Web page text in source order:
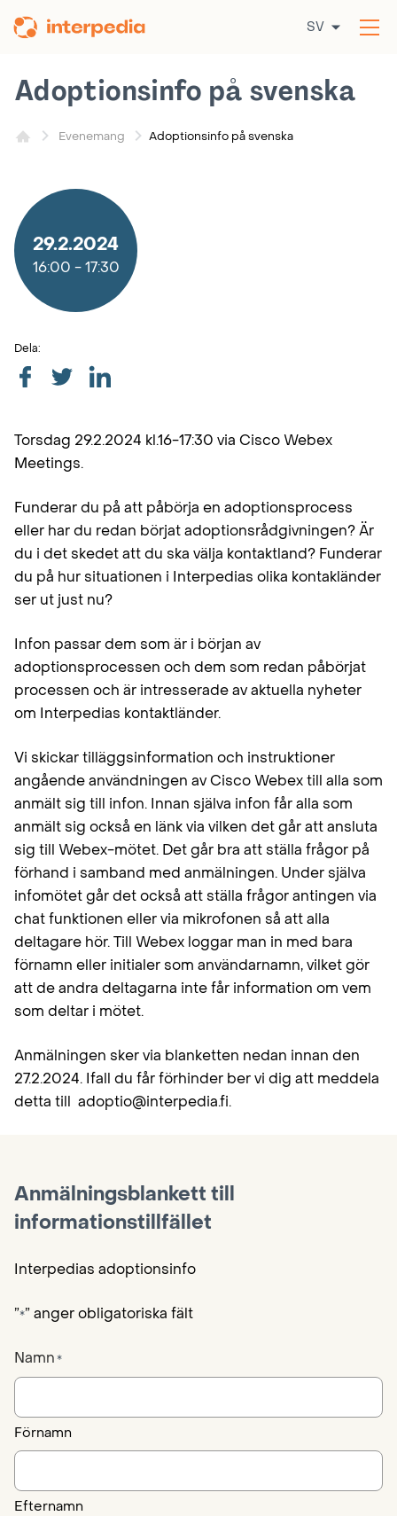
till
SV
Evenemang Adoptionsinfo på svenska
Adoptionsinfo på svenska
29.2.2024
16:00 -17:30
Dela:
Torsdag 29.2.2024 kl.16-17:30 via Cisco Webex
Meetings.
Funderar du på att påbörja en adoptionsprocess
eller har du redan börjat adoptionsrådgivningen? Är
du i det skedet att du ska välja kontaktland? Funderar
du på hur situationen i Interpedias olika kontakländer
ser ut just nu?
Infon passar dem som är i början av
adoptionsprocessen och dem som redan påbörjat
processen och är intresserade av aktuella nyheter
om Interpedias kontaktländer.
Vi skickar tilläggsinformation och instruktioner
angående användningen av Cisco Webex till alla som
anmält sig till infon. Innan själva infon får alla som
anmält sig också en länk via vilken det går att ansluta
sig till Webex-mötet. Det går bra att ställa frågor på
förhand i samband med anmälningen. Under själva
infomötet går det också att ställa frågor antingen via
chat funktionen eller via mikrofonen så att alla
deltagare hör. Till Webex loggar man in med bara
förnamn eller initialer som användarnamn, vilket gör
att de andra deltagarna inte får information om vem
som deltar i mötet.
Anmälningen sker via blanketten nedan innan den
27.2.2024. Ifall du får förhinder ber vi dig att meddela
detta till adoptio@interpedia.fi.
Anmälningsblankett till
informationstillfället
Interpedias adoptionsinfo
”*” anger obligatoriska fält
Namn*
Förnamn
Efternamn